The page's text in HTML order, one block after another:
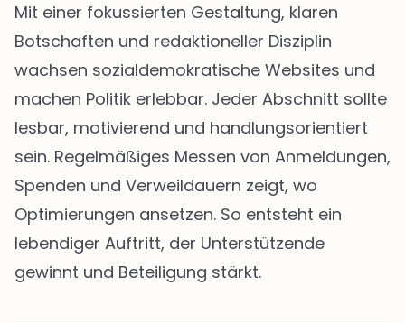
Mit einer fokussierten Gestaltung, klaren
Botschaften und redaktioneller Disziplin
wachsen sozialdemokratische Websites und
machen Politik erlebbar. Jeder Abschnitt sollte
lesbar, motivierend und handlungsorientiert
sein. Regelmäßiges Messen von Anmeldungen,
Spenden und Verweildauern zeigt, wo
Optimierungen ansetzen. So entsteht ein
lebendiger Auftritt, der Unterstützende
gewinnt und Beteiligung stärkt.